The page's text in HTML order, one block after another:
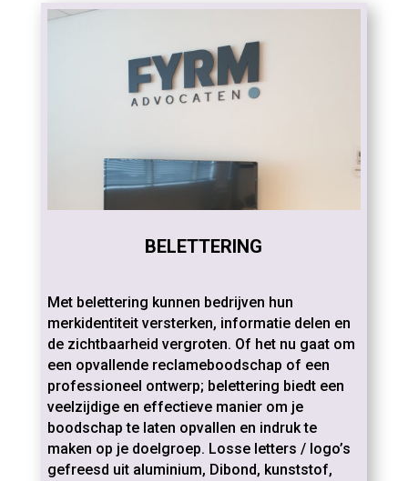
BELETTERING
Met belettering kunnen bedrijven hun
merkidentiteit versterken, informatie delen en
de zichtbaarheid vergroten. Of het nu gaat om
een opvallende reclameboodschap of een
professioneel ontwerp; belettering biedt een
veelzijdige en effectieve manier om je
boodschap te laten opvallen en indruk te
maken op je doelgroep. Losse letters / logo’s
gefreesd uit aluminium, Dibond, kunststof,